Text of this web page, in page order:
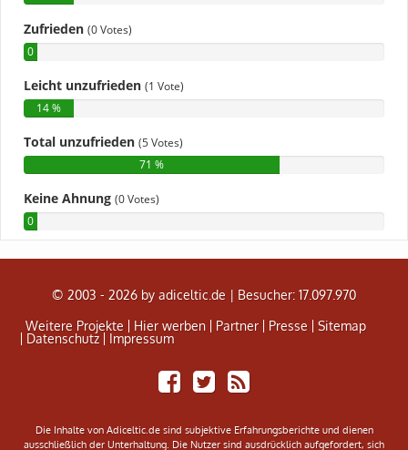
© 2003 - 2026 by adiceltic.de | Besucher: 17.097.970
Weitere Projekte
Hier werben Partner Presse
Sitemap
Datenschutz
Impressum
Share
on
TweetAdiceltic
RSS
Die Inhalte von Adiceltic.de sind subjektive Erfahrungsberichte und dienen
ausschließlich der Unterhaltung. Die Nutzer sind ausdrücklich aufgefordert, sich